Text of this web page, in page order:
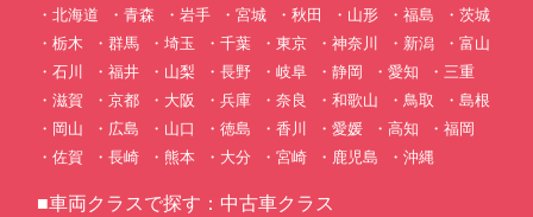
北海道 青森 岩手 宮城 秋田 山形 福島
茨城
栃木
群馬 埼玉 千葉 東京 神奈川 新潟
富山
石川
福井 山梨 長野 岐阜 静岡 愛知
三重
滋賀
京都 大阪 兵庫 奈良 和歌山 鳥取
島根
岡山
広島 山口 徳島 香川 愛媛 高知
福岡
佐賀
長崎 熊本 大分 宮崎 鹿児島 沖縄
■車両クラスで探す：中古車クラス